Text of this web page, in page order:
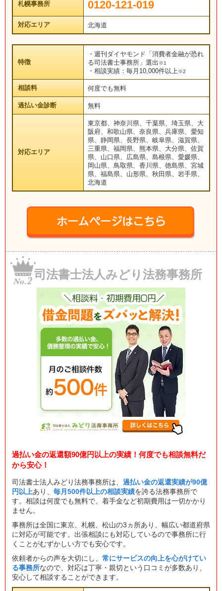
札幌事務所 0120-121-019
対応エリア 北海道
特徴
・週刊ダイヤモンド「消費者金融が恐れ
る司法書士事務所」選出 ※1
・相談実績：毎月10,000件以上※2
相談料 何度でも無料
過払い金診断 無料
対応エリア
東京都、神奈川県、千葉県、埼玉県、大
阪府、和歌山県、奈良県、兵庫県、愛知
県、静岡県、長野県、岐阜県、滋賀県、
三重県、福岡県、熊本県、大分県、佐賀
県、山口県、広島県、島根県、愛媛県、
岡山県、鳥取県、香川県、徳島県、宮城
県、福島県、山形県、秋田県、岩手県、
北海道
司法書士法人みどり法務事務所
過払い金の返還額90億円以上の実績！何度でも相談無料だ
から安心！
司法書士法人みどり法務事務所は、 過払い金の返還実績が90億
円以上あり、 毎月500件以上の相談実績を誇る法務事務所で
す。相談は何度でも無料で、着手金など初期費用は一切かかり
ません。
事務所は全国に東京、札幌、松山の3ヵ所あり、幅広い都道府県
に対応が可能です。出張相談にも対応しているので事務所に行
くことがむずかしい方でも安心です。
依頼者からの声を大切にし、 常にサービスの向上を心がけてい
る事務所なので、対応は丁寧・親切という口コミが多数あり、
安心して相談することができます。